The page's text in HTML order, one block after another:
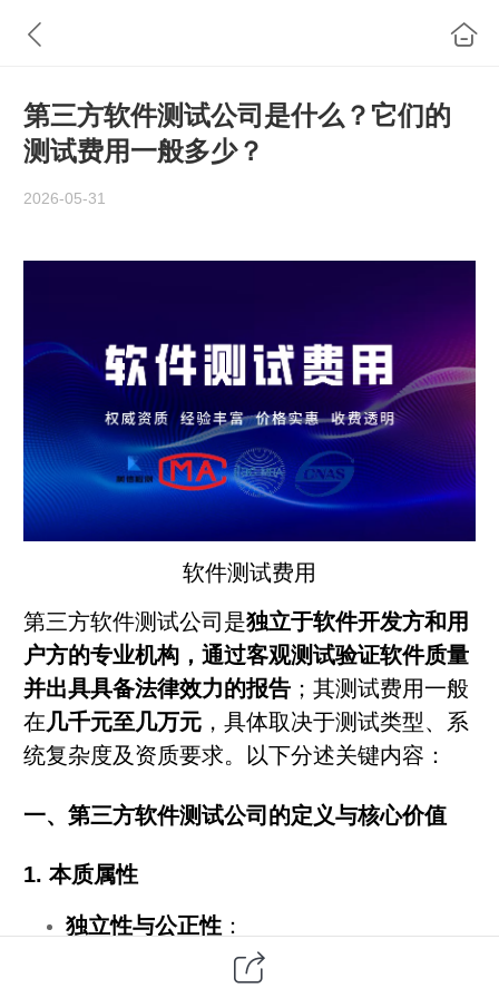
第三方软件测试公司是什么？它们的
测试费用一般多少？
2026-05-31
软件测试费用
第三方软件测试公司是独立于软件开发方和用
户方的专业机构，通过客观测试验证软件质量
并出具具备法律效力的报告 ；其测试费用一般
在几千元至几万元 ，具体取决于测试类型、系
统复杂度及资质要求。以下分述关键内容：
一、第三方软件测试公司的定义与核心价值
1. 本质属性
独立性与公正性：
区别于开发方（乙方）和用户方（甲
，其测试结论不受项目利益